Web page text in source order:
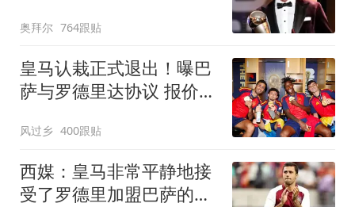
奥拜尔 764跟贴
皇马认栽正式退出！曝巴
萨与罗德里达协议 报价
风过乡 400跟贴
西媒：皇马非常平静地接
受了罗德里加盟巴萨的决